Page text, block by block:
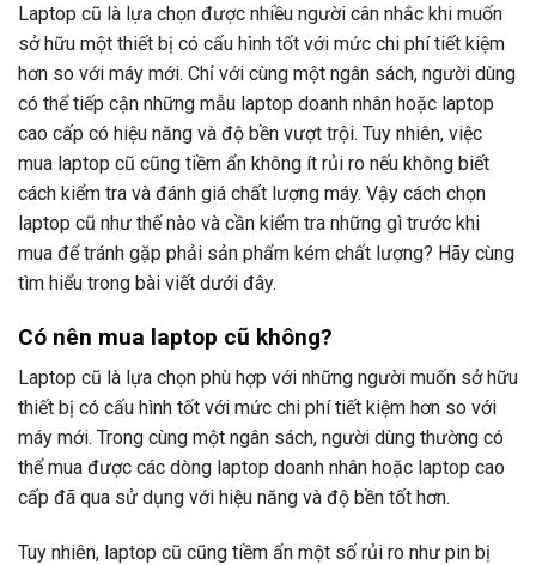
Laptop cũ là lựa chọn được nhiều người cân nhắc khi muốn
sở hữu một thiết bị có cấu hình tốt với mức chi phí tiết kiệm
hơn so với máy mới. Chỉ với cùng một ngân sách, người dùng
có thể tiếp cận những mẫu laptop doanh nhân hoặc laptop
cao cấp có hiệu năng và độ bền vượt trội. Tuy nhiên, việc
mua laptop cũ cũng tiềm ẩn không ít rủi ro nếu không biết
cách kiểm tra và đánh giá chất lượng máy. Vậy cách chọn
laptop cũ như thế nào và cần kiểm tra những gì trước khi
mua để tránh gặp phải sản phẩm kém chất lượng? Hãy cùng
tìm hiểu trong bài viết dưới đây.
Có nên mua laptop cũ không?
Laptop cũ là lựa chọn phù hợp với những người muốn sở hữu
thiết bị có cấu hình tốt với mức chi phí tiết kiệm hơn so với
máy mới. Trong cùng một ngân sách, người dùng thường có
thể mua được các dòng laptop doanh nhân hoặc laptop cao
cấp đã qua sử dụng với hiệu năng và độ bền tốt hơn.
Tuy nhiên, laptop cũ cũng tiềm ẩn một số rủi ro như pin bị